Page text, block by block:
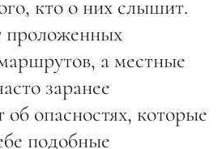
кто о них слышит.
проложенных
а местные
заранее
опасностях, которые
подобные